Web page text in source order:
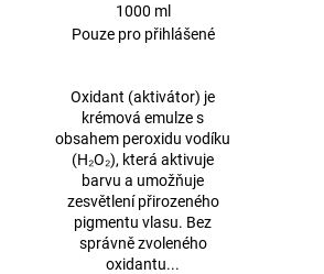
1000 ml
Pouze pro přihlášené
Oxidant (aktivátor) je
krémová emulze s
obsahem peroxidu vodíku
(H₂O₂), která aktivuje
barvu a umožňuje
zesvětlení přirozeného
pigmentu vlasu. Bez
správně zvoleného
oxidantu...